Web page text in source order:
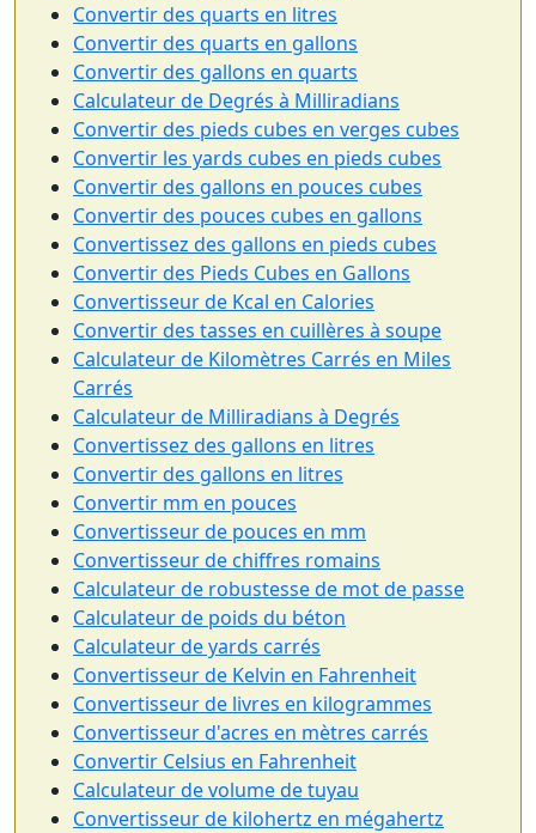
Convertir des quarts en litres
Convertir des quarts en gallons
Convertir des gallons en quarts
Calculateur de Degrés à Milliradians
Convertir des pieds cubes en verges cubes
Convertir les yards cubes en pieds cubes
Convertir des gallons en pouces cubes
Convertir des pouces cubes en gallons
Convertissez des gallons en pieds cubes
Convertir des Pieds Cubes en Gallons
Convertisseur de Kcal en Calories
Convertir des tasses en cuillères à soupe
Calculateur de Kilomètres Carrés en Miles
Carrés
Calculateur de Milliradians à Degrés
Convertissez des gallons en litres
Convertir des gallons en litres
Convertir mm en pouces
Convertisseur de pouces en mm
Convertisseur de chiffres romains
Calculateur de robustesse de mot de passe
Calculateur de poids du béton
Calculateur de yards carrés
Convertisseur de Kelvin en Fahrenheit
Convertisseur de livres en kilogrammes
Convertisseur d'acres en mètres carrés
Convertir Celsius en Fahrenheit
Calculateur de volume de tuyau
Convertisseur de kilohertz en mégahertz